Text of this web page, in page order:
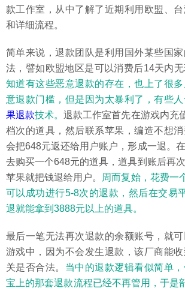
款工作室，从中了解了近期利用欧盟、
和详细流程。
简单来说，退款团队是利用国外某些国
法，譬如欧盟地区是可以消费后14天内
知道有这些恶意退款的存在，也上了很
意退款门槛，但是因为太暴利了，有些
果退款技术。退款工作室首先在游戏内充
档次的道具，然后联系苹果，编造不想
会把648元返还给用户账户，形成一退。
去购买一个648元的道具，道具到账后再
苹果就把钱退给用户。 周而复始，花费一
可以成功进行5-8次的退款，然后在交易
退就能拿到3888元以上的道具。
最后一笔无法再次退款的余额账号，就
游戏中，因为不会发生退款，该厂商能
关是否合法。 当中的退款逻辑看似简单
宝上的那套退款流程已经不再管用，于是